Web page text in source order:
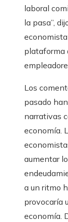
laboral
la pasa”,
plataforma
Los
pasado
narrativas
economía.
aumentar
a un ritmo
provocaría
economía.